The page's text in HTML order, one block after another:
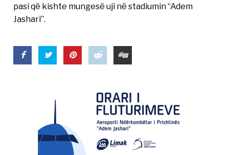
pasi që kishte mungesë uji në stadiumin “Adem
Jashari”.